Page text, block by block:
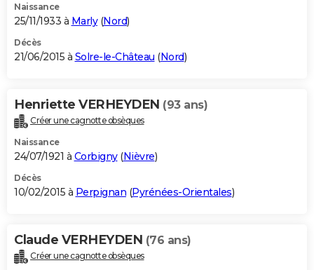
Naissance
25/11/1933 à Marly(Nord)
Décès
21/06/2015 à Solre-le-Château (Nord)
Henriette VERHEYDEN (93 ans)
Créer une cagnotte obsèques
Naissance
24/07/1921 à Corbigny(Nièvre)
Décès
10/02/2015 à Perpignan (Pyrénées-Orientales)
Claude VERHEYDEN (76 ans)
Créer une cagnotte obsèques